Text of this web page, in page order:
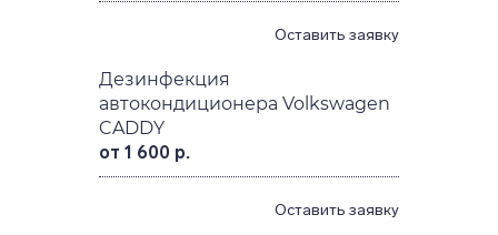
Оставить заявку
Дезинфекция
автокондиционера Volkswagen
CADDY
от 1 600 р.
Оставить заявку